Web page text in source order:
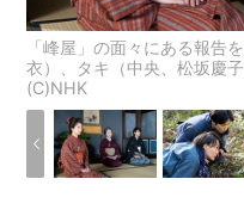
「峰屋」の面々にある報告
衣）、タキ（中央、松坂慶
(C)NHK